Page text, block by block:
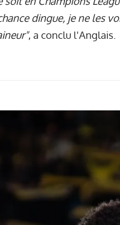
dingue, je ne les
, a conclu l'Anglais.